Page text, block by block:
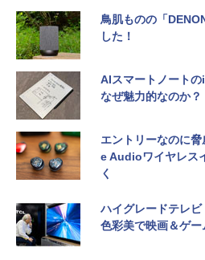
鳥肌ものの「
した！
AIスマートノート
なぜ魅力的なのか？
エントリーなのに
e Audioワイヤレス
く
ハイグレードテレ
色彩美で映画＆ゲ